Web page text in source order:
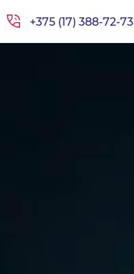
+375 (17) 388-72-73